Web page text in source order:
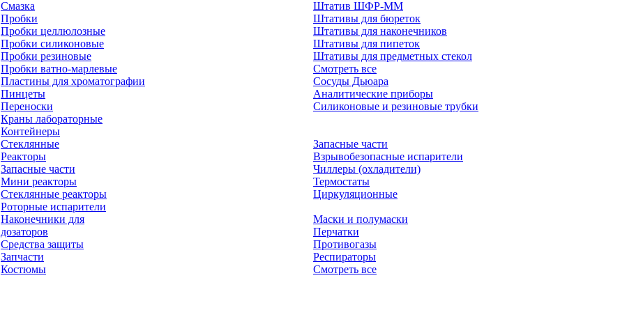
Смазка
Пробки
Пробки целлюлозные
Пробки силиконовые
Пробки резиновые
Пробки ватно-марлевые
Пластины для хроматографии
Пинцеты
Переноски
Краны лабораторные
Контейнеры
Штатив ШФР-ММ
Штативы для бюреток
Штативы для наконечников
Штативы для пипеток
Штативы для предметных стекол
Смотреть все
Сосуды Дьюара
Аналитические приборы
Силиконовые и резиновые трубки
Стеклянные
Реакторы
Запасные части
Мини реакторы
Стеклянные реакторы
Роторные испарители
Запасные части
Взрывобезопасные испарители
Чиллеры (охладители)
Термостаты
Циркуляционные
Наконечники для
дозаторов
Средства защиты
Запчасти
Костюмы
Маски и полумаски
Перчатки
Противогазы
Респираторы
Смотреть все